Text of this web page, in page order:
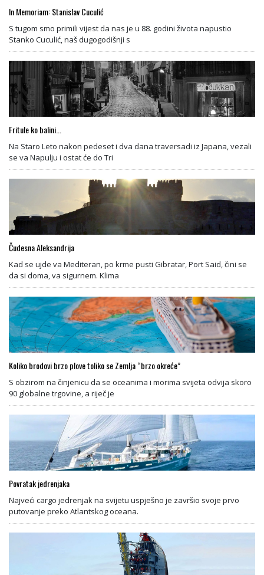
In Memoriam: Stanislav Cuculić
S tugom smo primili vijest da nas je u 88. godini života napustio
Stanko Cuculić, naš dugogodišnji s
Fritule ko balini...
Na Staro Leto nakon pedeset i dva dana traversadi iz Japana, vezali
se va Napulju i ostat će do Tri
Čudesna Aleksandrija
Kad se ujde va Mediteran, po krme pusti Gibratar, Port Said, čini se
da si doma, va sigurnem. Klima
Koliko brodovi brzo plove toliko se Zemlja “brzo okreće”
S obzirom na činjenicu da se oceanima i morima svijeta odvija skoro
90 globalne trgovine, a riječ je
Povratak jedrenjaka
Najveći cargo jedrenjak na svijetu uspješno je završio svoje prvo
putovanje preko Atlantskog oceana.